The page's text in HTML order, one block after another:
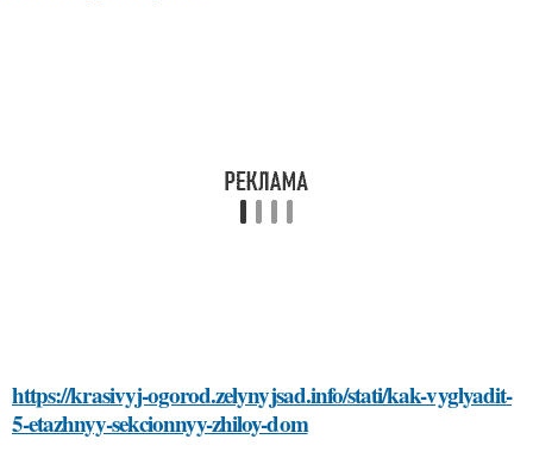
https://krasivyj-ogorod.zelynyjsad.info/stati/kak-vyglyadit-
5-etazhnyy-sekcionnyy-zhiloy-dom